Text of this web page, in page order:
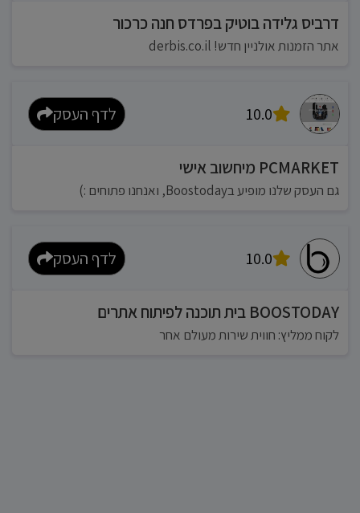
דרביס גלידה בוטיק בפרדס חנה כרכור
אתר הזמנות אולניין חדש! derbis.co.il
10.0 לדף העסק
PCMARKET מיחשוב אישי
גם העסק שלנו מופיע בBoostoday, ואנחנו פתוחים :)
10.0 לדף העסק
BOOSTODAY בית תוכנה לפיתוח אתרים
לקוח ממליץ: חווית שירות מעולם אחר